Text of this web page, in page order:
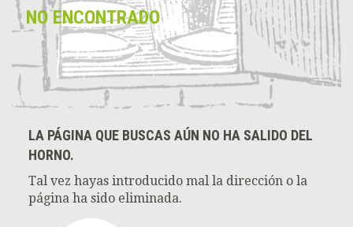
NO ENCONTRADO
LA PÁGINA QUE BUSCAS AÚN NO HA SALIDO DEL
HORNO.
Tal vez hayas introducido mal la dirección o la
página ha sido eliminada.